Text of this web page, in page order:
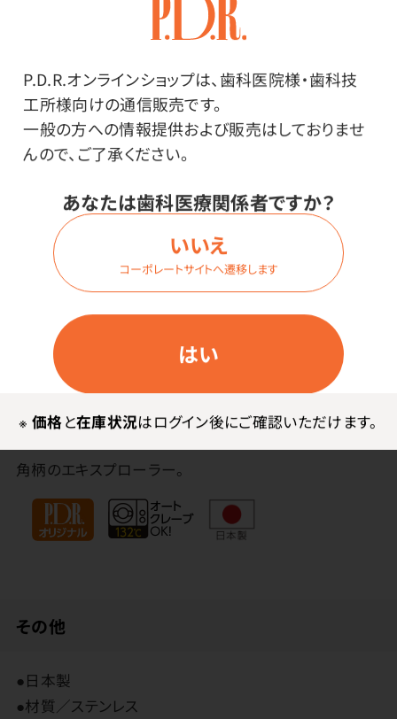
P.D.R.オンラインショップは、歯科医院様・歯科技
工所様向けの通信販売です。
一般の方への情報提供および販売はしておりませ
んので、ご了承ください。
あなたは歯科医療関係者ですか？
はい
いいえ
コーポレートサイトへ遷移します
※ 価格と在庫状況はログイン後にご確認いただけます。
種類・内容量：
価格はログイン後表示
ログイン
特長
角柄のエキスプローラー。
その他
●日本製
●材質／ステンレス